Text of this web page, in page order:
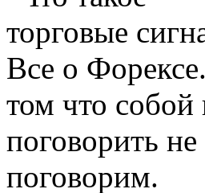
том что собой
поговорить
поговорим.